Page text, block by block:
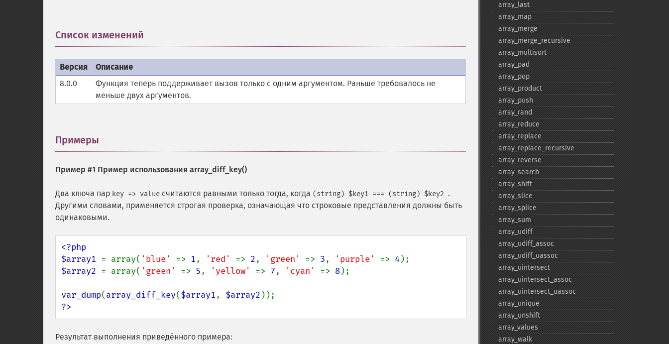
Список изменений
Версия
Описание
8.0.0
Функция теперь поддерживает вызов только с одним аргументом. Раньше требовалось не
меньше двух аргументов.
Примеры
Пример #1 Пример использования array_diff_key()
Два ключа пар key => value считаются равными только тогда, когда (string) $key1 === (string) $key2 .
Другими словами, применяется строгая проверка, означающая что строковые представления должны быть
одинаковыми.
<?php
$array1 = array( 'blue' => 1, 'red' => 2, 'green' => 3, 'purple' => 4
$array2 = array( 'green' => 5, 'yellow' => 7, 'cyan' => 8);
var_dump(array_diff_key($array1, $array2
?>
Результат выполнения приведённого примера:
array_​last
array_​map
array_​merge
array_​merge_​recursive
array_​multisort
array_​pad
array_​pop
array_​product
array_​push
array_​rand
array_​reduce
array_​replace
array_​replace_​recursive
array_​reverse
array_​search
array_​shift
array_​slice
array_​splice
array_​sum
array_​udiff
array_​udiff_​assoc
array_​udiff_​uassoc
array_​uintersect
array_​uintersect_​assoc
array_​uintersect_​uassoc
array_​unique
array_​unshift
array_​values
array_​walk